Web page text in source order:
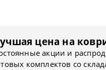
цена на
акции и
комплектов со